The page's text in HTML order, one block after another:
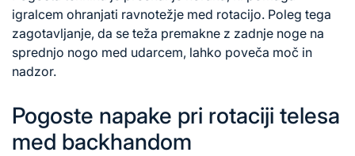
igralcem ohranjati ravnotežje med rotacijo. Poleg tega
zagotavljanje, da se teža premakne z zadnje noge na
sprednjo nogo med udarcem, lahko poveča moč in
nadzor.
Pogoste napake pri rotaciji telesa
med backhandom